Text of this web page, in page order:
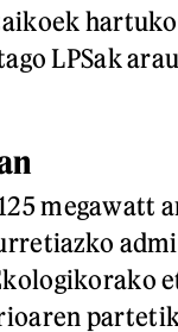
LPSak
megawatt